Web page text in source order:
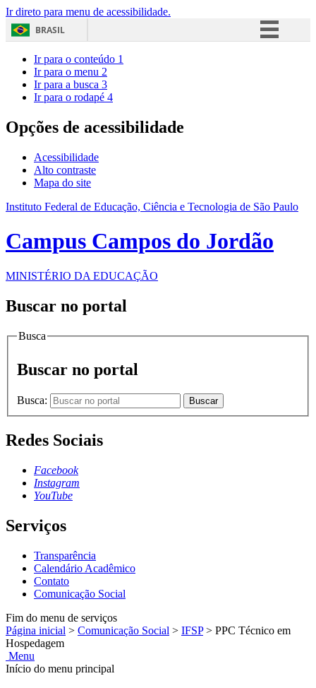
Ir direto para menu de acessibilidade.
BRASIL
Acesso à informação
Ir para o conteúdo 1
Ir para o menu 2
Ir para a busca 3
Ir para o rodapé 4
Opções de acessibilidade
Acessibilidade
Alto contraste
Mapa do site
Instituto Federal de Educação, Ciência e Tecnologia de São Paulo
Campus Campos do Jordão
MINISTÉRIO DA EDUCAÇÃO
Buscar no portal
Busca
Buscar no portal
Busca: Buscar
Redes Sociais
Facebook
Instagram
YouTube
Serviços
Transparência
Calendário Acadêmico
Contato
Comunicação Social
Fim do menu de serviços
Página inicial > Comunicação Social > IFSP > PPC Técnico em
Hospedagem
Menu
Início do menu principal